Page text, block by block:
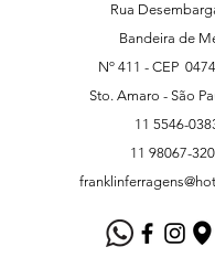
Rua
Bandeira de
Nº 411 - CEP
Sto. Amaro - São
11 5546-
11 98067-